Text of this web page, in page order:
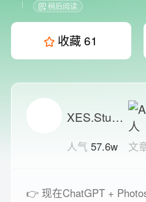
稍后阅读
收藏61
👉 现在ChatGPT +
XES.Studio
人气 57.6w 文